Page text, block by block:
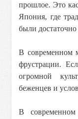
прошлое. Это
Япония, где
были
В современном
фрустрации.
огромной
беженцев и
В